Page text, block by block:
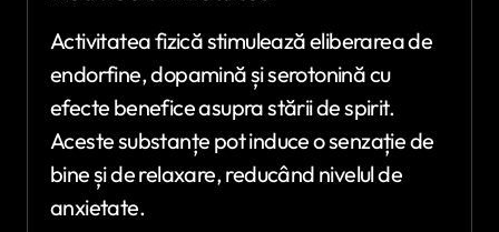
Activitatea fizică stimulează eliberarea de
endorfine, dopamină și serotonină cu
efecte benefice asupra stării de spirit.
Aceste substanțe pot induce o senzație de
bine și de relaxare, reducând nivelul de
anxietate.